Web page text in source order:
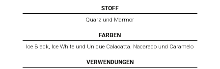
STOFF
Quarz und Marmor
FARBEN
Ice Black, Ice White und Unique Calacatta. Nacarado und Caramelo
VERWENDUNGEN